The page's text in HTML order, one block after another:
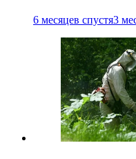
6 месяцев спустя3